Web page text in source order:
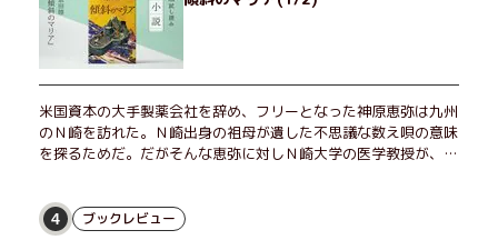
米国資本の大手製薬会社を辞め、フリーとなった神原恵弥は九州
のＮ崎を訪れた。Ｎ崎出身の祖母が遺した不思議な数え唄の意味
を探るためだ。だがそんな恵弥に対しＮ崎大学の医学教授が、米
恵弥は、まるで影のような存在の博士とまみえることはできるの
4 ブックレビュー